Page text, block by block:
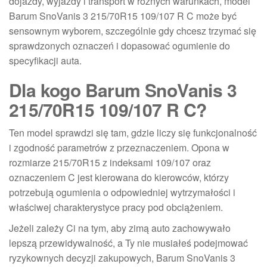
Barum SnoVanis 3 215/70R15 109/107 R C może być
sensownym wyborem, szczególnie gdy chcesz trzymać się
sprawdzonych oznaczeń i dopasować ogumienie do
specyfikacji auta.
Dla kogo Barum SnoVanis 3
215/70R15 109/107 R C?
Ten model sprawdzi się tam, gdzie liczy się funkcjonalność
i zgodność parametrów z przeznaczeniem. Opona w
rozmiarze 215/70R15 z indeksami 109/107 oraz
oznaczeniem C jest kierowana do kierowców, którzy
potrzebują ogumienia o odpowiedniej wytrzymałości i
właściwej charakterystyce pracy pod obciążeniem.
Jeżeli zależy Ci na tym, aby zimą auto zachowywało
lepszą przewidywalność, a Ty nie musiałeś podejmować
ryzykownych decyzji zakupowych, Barum SnoVanis 3